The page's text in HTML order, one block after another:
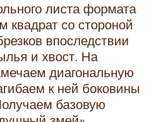
листа формата
квадрат со стороной
впоследствии
и хвост. На
диагональную
к ней боковины
базовую